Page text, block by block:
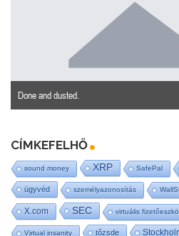
Done and dusted.
CÍMKEFELHŐ
sound money XRP SafePal
ügyvéd személyazonosítás
X.com SEC virtuális
Virtual insanity tőzsde